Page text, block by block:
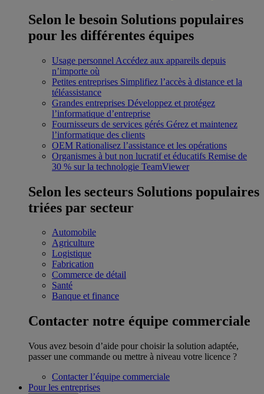
Selon le besoin Solutions populaires
pour les différentes équipes
Usage personnel Accédez aux appareils depuis
n’importe où
Petites entreprises Simplifiez l’accès à distance et la
téléassistance
Grandes entreprises Développez et protégez
l’informatique d’entreprise
Fournisseurs de services gérés Gérez et maintenez
l’informatique des clients
OEM Rationalisez l’assistance et les opérations
Organismes à but non lucratif et éducatifs Remise de
30 % sur la technologie TeamViewer
Selon les secteurs Solutions populaires
triées par secteur
Automobile
Agriculture
Logistique
Fabrication
Commerce de détail
Santé
Banque et finance
Contacter notre équipe commerciale
Vous avez besoin d’aide pour choisir la solution adaptée,
passer une commande ou mettre à niveau votre licence ?
Contacter l’équipe commerciale
Pour les entreprises